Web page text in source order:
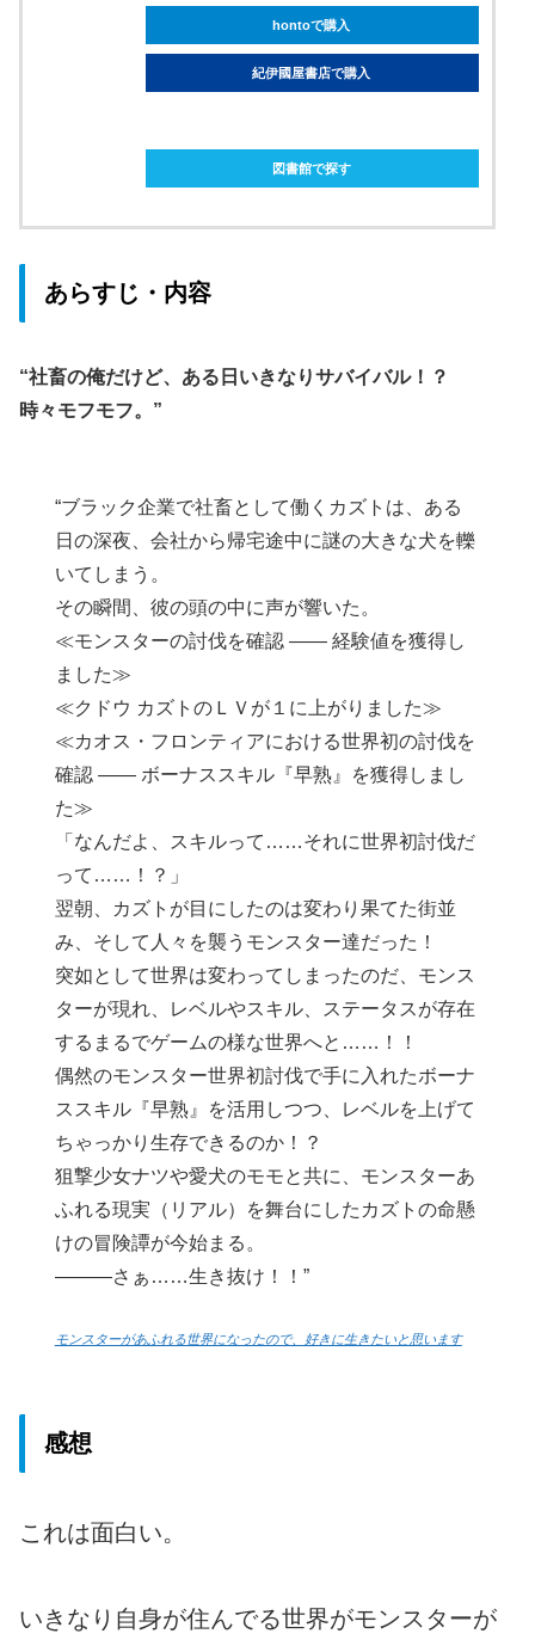
hontoで購入
紀伊國屋書店で購入
図書館で探す
あらすじ・内容
“社畜の俺だけど、ある日いきなりサバイバル！？
時々モフモフ。”
“ブラック企業で社畜として働くカズトは、ある
日の深夜、会社から帰宅途中に謎の大きな犬を轢
いてしまう。
その瞬間、彼の頭の中に声が響いた。
≪モンスターの討伐を確認 ―― 経験値を獲得し
ました≫
≪クドウ カズトのＬＶが１に上がりました≫
≪カオス・フロンティアにおける世界初の討伐を
確認 ―― ボーナススキル『早熟』を獲得しまし
た≫
「なんだよ、スキルって……それに世界初討伐だ
って……！？」
翌朝、カズトが目にしたのは変わり果てた街並
み、そして人々を襲うモンスター達だった！
突如として世界は変わってしまったのだ、モンス
ターが現れ、レベルやスキル、ステータスが存在
するまるでゲームの様な世界へと……！！
偶然のモンスター世界初討伐で手に入れたボーナ
ススキル『早熟』を活用しつつ、レベルを上げて
ちゃっかり生存できるのか！？
狙撃少女ナツや愛犬のモモと共に、モンスターあ
ふれる現実（リアル）を舞台にしたカズトの命懸
けの冒険譚が今始まる。
―――さぁ……生き抜け！！”
モンスターがあふれる世界になったので、好きに生きたいと思います
感想
これは面白い。
いきなり自身が住んでる世界がモンスターが